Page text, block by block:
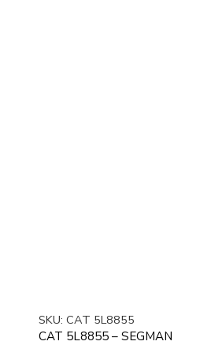
SKU: CAT 5L8855
CAT 5L8855 – SEGMAN